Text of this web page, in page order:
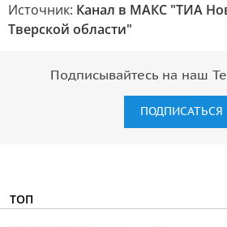
Источник: Канал в МАКС "ТИА
Тверской области"
Подписывайтесь на наш
ПОДПИСАТЬСЯ
ТОП